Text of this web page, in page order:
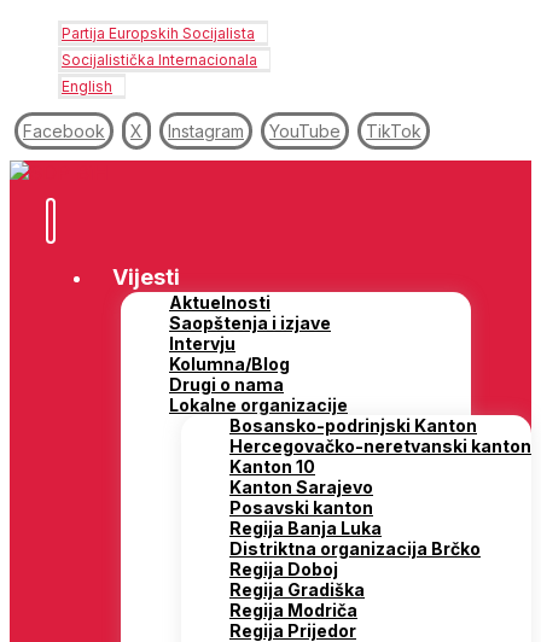
Partija Europskih Socijalista
Socijalistička Internacionala
English
Facebook X Instagram YouTube TikTok
Vijesti
Aktuelnosti
Saopštenja i izjave
Intervju
Kolumna/Blog
Drugi o nama
Lokalne organizacije
Bosansko-podrinjski Kanton
Hercegovačko-neretvanski kanton
Kanton 10
Kanton Sarajevo
Posavski kanton
Regija Banja Luka
Distriktna organizacija Brčko
Regija Doboj
Regija Gradiška
Regija Modriča
Regija Prijedor